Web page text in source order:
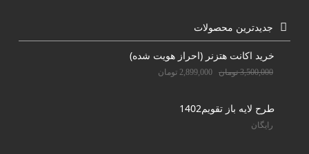
جدیدترین محصولات
خرید اکانت هتزنر (احراز هویت شده)
3,500,000 تومان 2,899,000 تومان
طرح لایه باز تقویم1402
رایگان